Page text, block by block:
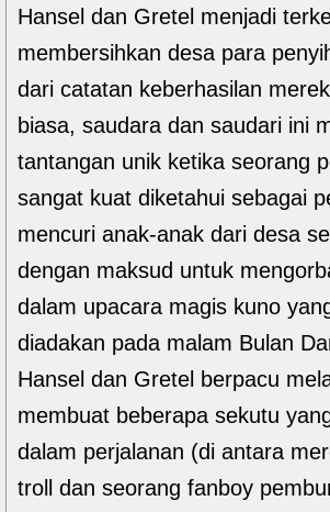
Hansel dan Gretel menjadi
membersihkan desa para
dari catatan keberhasilan
biasa, saudara dan saudari ini
tantangan unik ketika seorang
sangat kuat diketahui sebagai
mencuri anak-anak dari desa
dengan maksud untuk
dalam upacara magis kuno
diadakan pada malam Bulan
Hansel dan Gretel berpacu
membuat beberapa sekutu
dalam perjalanan (di antara
troll dan seorang fanboy